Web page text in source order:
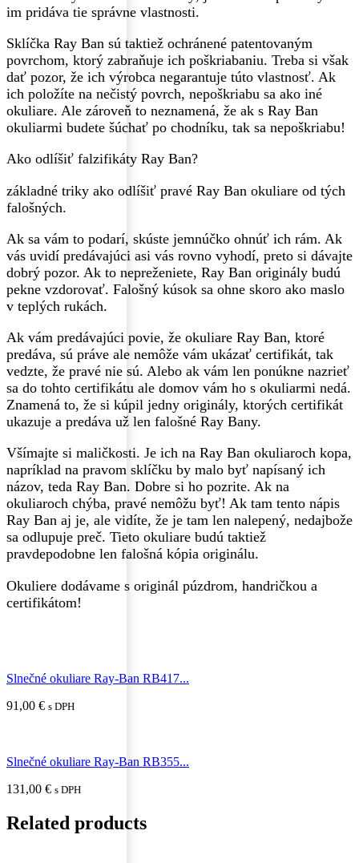
im pridáva tie správne vlastnosti.
Sklíčka Ray Ban sú taktiež ochránené patentovaným
povrchom, ktorý zabraňuje ich poškriabaniu. Treba si však
dať pozor, že ich výrobca negarantuje túto vlastnosť. Ak
ich položíte na nečistý povrch, nepoškriabu sa ako iné
okuliare. Ale zároveň to neznamená, že ak s Ray Ban
okuliarmi budete šúchať po chodníku, tak sa nepoškriabu!
Ako odlíšiť falzifikáty Ray Ban?
základné triky ako odlíšiť pravé Ray Ban okuliare od tých
falošných.
Ak sa vám to podarí, skúste jemnúčko ohnúť ich rám. Ak
vás uvidí predávajúci asi vás rovno vyhodí, preto si dávajte
dobrý pozor. Ak to nepreženiete, Ray Ban originály budú
pekne vzdorovať. Falošný kúsok sa ohne skoro ako maslo
v teplých rukách.
Ak vám predávajúci povie, že okuliare Ray Ban, ktoré
predáva, sú práve ale nemôže vám ukázať certifikát, tak
vedzte, že pravé nie sú. Alebo ak vám len ponúkne nazrieť
sa do tohto certifikátu ale domov vám ho s okuliarmi nedá.
Znamená to, že si kúpil jedny originály, ktorých certifikát
ukazuje a predáva už len falošné Ray Bany.
Všímajte si maličkosti. Je ich na Ray Ban okuliaroch kopa,
napríklad na pravom sklíčku by malo byť napísaný ich
názov, teda Ray Ban. Dobre si ho pozrite. Ak na
okuliaroch chýba, pravé nemôžu byť! Ak tam tento nápis
Ray Ban aj je, ale vidíte, že je tam len nalepený, nedajbože
sa odlupuje preč. Tieto okuliare budú taktiež
pravdepodobne len falošná kópia originálu.
Okuliere dodávame s originál púzdrom, handričkou a
certifikátom!
Slnečné okuliare Ray-Ban RB417...
91,00 € s DPH
Slnečné okuliare Ray-Ban RB355...
131,00 € s DPH
Related products